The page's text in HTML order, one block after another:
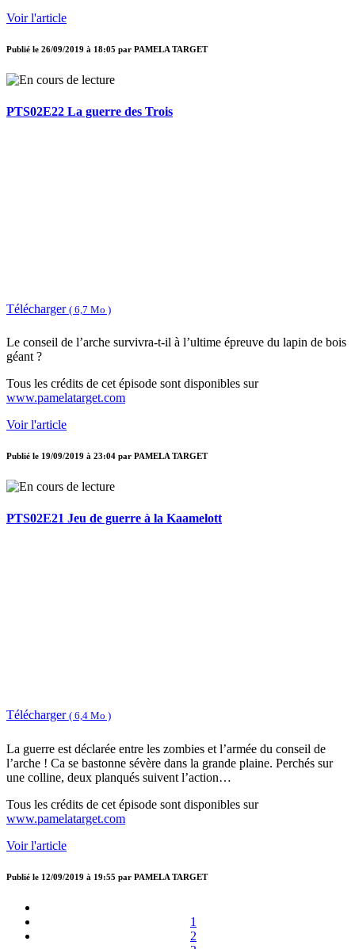
Voir l'article
Publié le 26/09/2019 à 18:05 par PAMELA TARGET
PTS02E22 La guerre des Trois
Télécharger ( 6,7 Mo )
Le conseil de l’arche survivra-t-il à l’ultime épreuve du lapin de bois
géant ?
Tous les crédits de cet épisode sont disponibles sur
www.pamelatarget.com
Voir l'article
Publié le 19/09/2019 à 23:04 par PAMELA TARGET
PTS02E21 Jeu de guerre à la Kaamelott
Télécharger ( 6,4 Mo )
La guerre est déclarée entre les zombies et l’armée du conseil de
l’arche ! Ca se bastonne sévère dans la grande plaine. Perchés sur
une colline, deux planqués suivent l’action…
Tous les crédits de cet épisode sont disponibles sur
www.pamelatarget.com
Voir l'article
Publié le 12/09/2019 à 19:55 par PAMELA TARGET
1
2